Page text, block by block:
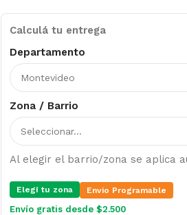
Calculá tu entrega
Departamento
Zona / Barrio
Al elegir el barrio/zona se aplica
Elegí tu zona Envio Programable
Envío gratis desde $2.500